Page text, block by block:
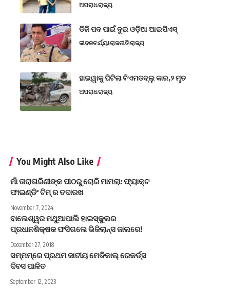
ଅପରାଧରାଜ୍ୟ
ଡିଜି ପଦ ପାଇଁ ଦୁଇ ଓଡ଼ିଆ ଆଇପିଏସ୍
ଜୀବନଚର୍ଯ୍ୟାରାଜନୀତିରାଜ୍ୟ
ହାଇୱାକୁ ପିଟିଲା ବିଏମଡବ୍ଲୁ କାର,୨ ମୃତ
ଅପରାଧରାଜ୍ୟ
You Might Also Like
ମାଁ ତାରାତାରିଣୀଙ୍କ ପୀଠରୁ ଚୋରି ମାମଲା: ଫ୍ୟାକ୍ଟ
ଫାଇଣ୍ଡିଂ ଟିମ୍ ର ତଦାରଖ
November 7, 2024
ବାଲେଶ୍ୱର ମଥୁଆପାଲି ହାଇସ୍କୁଲର
ପ୍ରଧାନଶିକ୍ଷକ ଫସିଗଲେ ଭିଜିଲାନ୍ସ ଜାଲରେ!
December 27, 2018
ସମ୍ମମ୍‌ରେ ପ୍ରଥମ ଜାତୀୟ ମେଡିକାଲ୍ ରେକର୍ଡ୍ସ
ଦିବସ ପାଳିତ
September 12, 2023